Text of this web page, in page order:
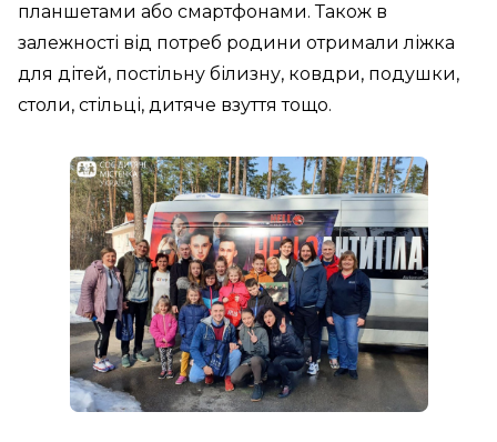
планшетами або смартфонами. Також в
залежності від потреб родини отримали ліжка
для дітей, постільну білизну, ковдри, подушки,
столи, стільці, дитяче взуття тощо.